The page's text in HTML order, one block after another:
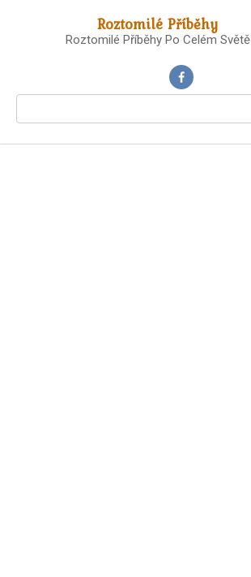
Roztomilé Příběhy
Roztomilé Příběhy Po Celém Světě